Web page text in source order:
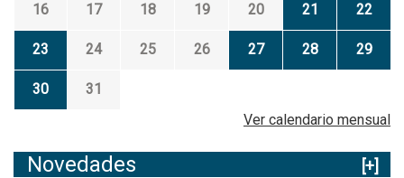
16 17 18 19 20 21 22
23 24 25 26 27 28 29
30
31
Ver calendario mensual
Novedades
[+]